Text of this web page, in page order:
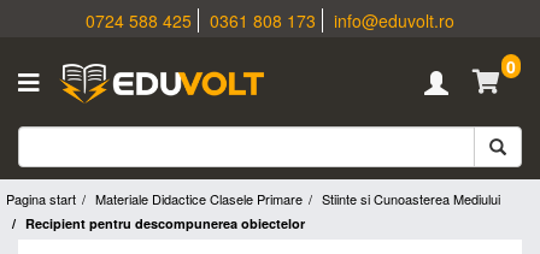
0724 588 425 0361 808 173
info@eduvolt.ro
0
Pagina start Materiale Didactice Clasele Primare Stiinte si Cunoasterea Mediului
Recipient pentru descompunerea obiectelor